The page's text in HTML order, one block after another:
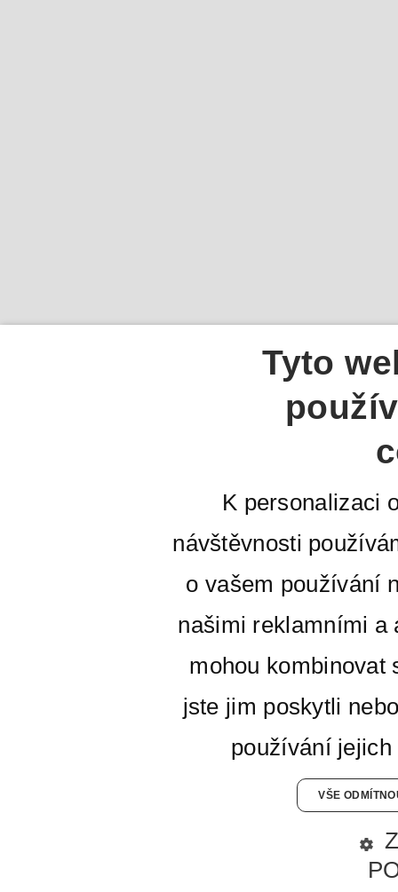
Tyto
K personalizaci
návštěvnosti
o vašem používání
našimi reklamními a
mohou kombinovat
jste jim poskytli
používání
VŠE